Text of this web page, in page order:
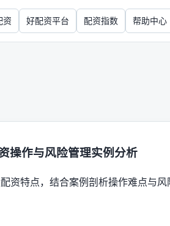
资 好配资平台 配资指数 帮助中心
操作与风险管理实例分析
资特点，结合案例剖析操作难点与风